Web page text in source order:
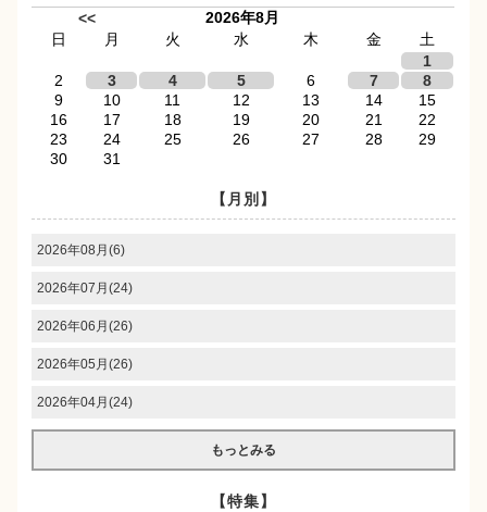
<<
2026年8月
日
月 火 水 木 金
土
1
2
3 4 5 6 7
8
9
10 11 12 13 14
15
16
17 18 19 20 21
22
23
24 25 26 27 28
29
30
31
【月別】
2026年08月(6)
2026年07月(24)
2026年06月(26)
2026年05月(26)
2026年04月(24)
もっとみる
【特集】